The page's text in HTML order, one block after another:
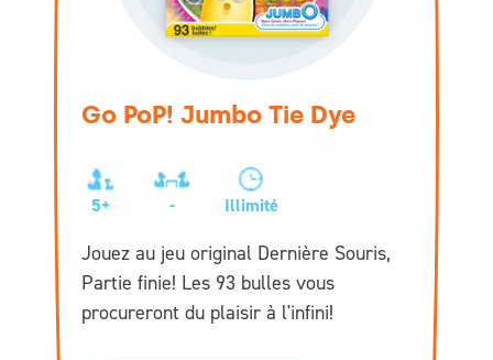
Go PoP! Jumbo Tie Dye
5+ - Illimité
Jouez au jeu original Dernière Souris,
Partie finie! Les 93 bulles vous
procureront du plaisir à l'infini!